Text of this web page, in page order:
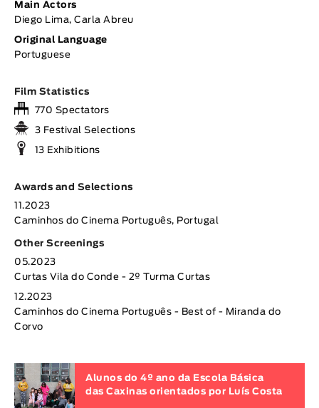
Main Actors
Diego Lima, Carla Abreu
Original Language
Portuguese
Film Statistics
770 Spectators
3 Festival Selections
13 Exhibitions
Awards and Selections
11.2023
Caminhos do Cinema Português, Portugal
Other Screenings
05.2023
Curtas Vila do Conde - 2º Turma Curtas
12.2023
Caminhos do Cinema Português - Best of - Miranda do
Corvo
Alunos do 4º ano da Escola Básica
das Caxinas orientados por Luís Costa